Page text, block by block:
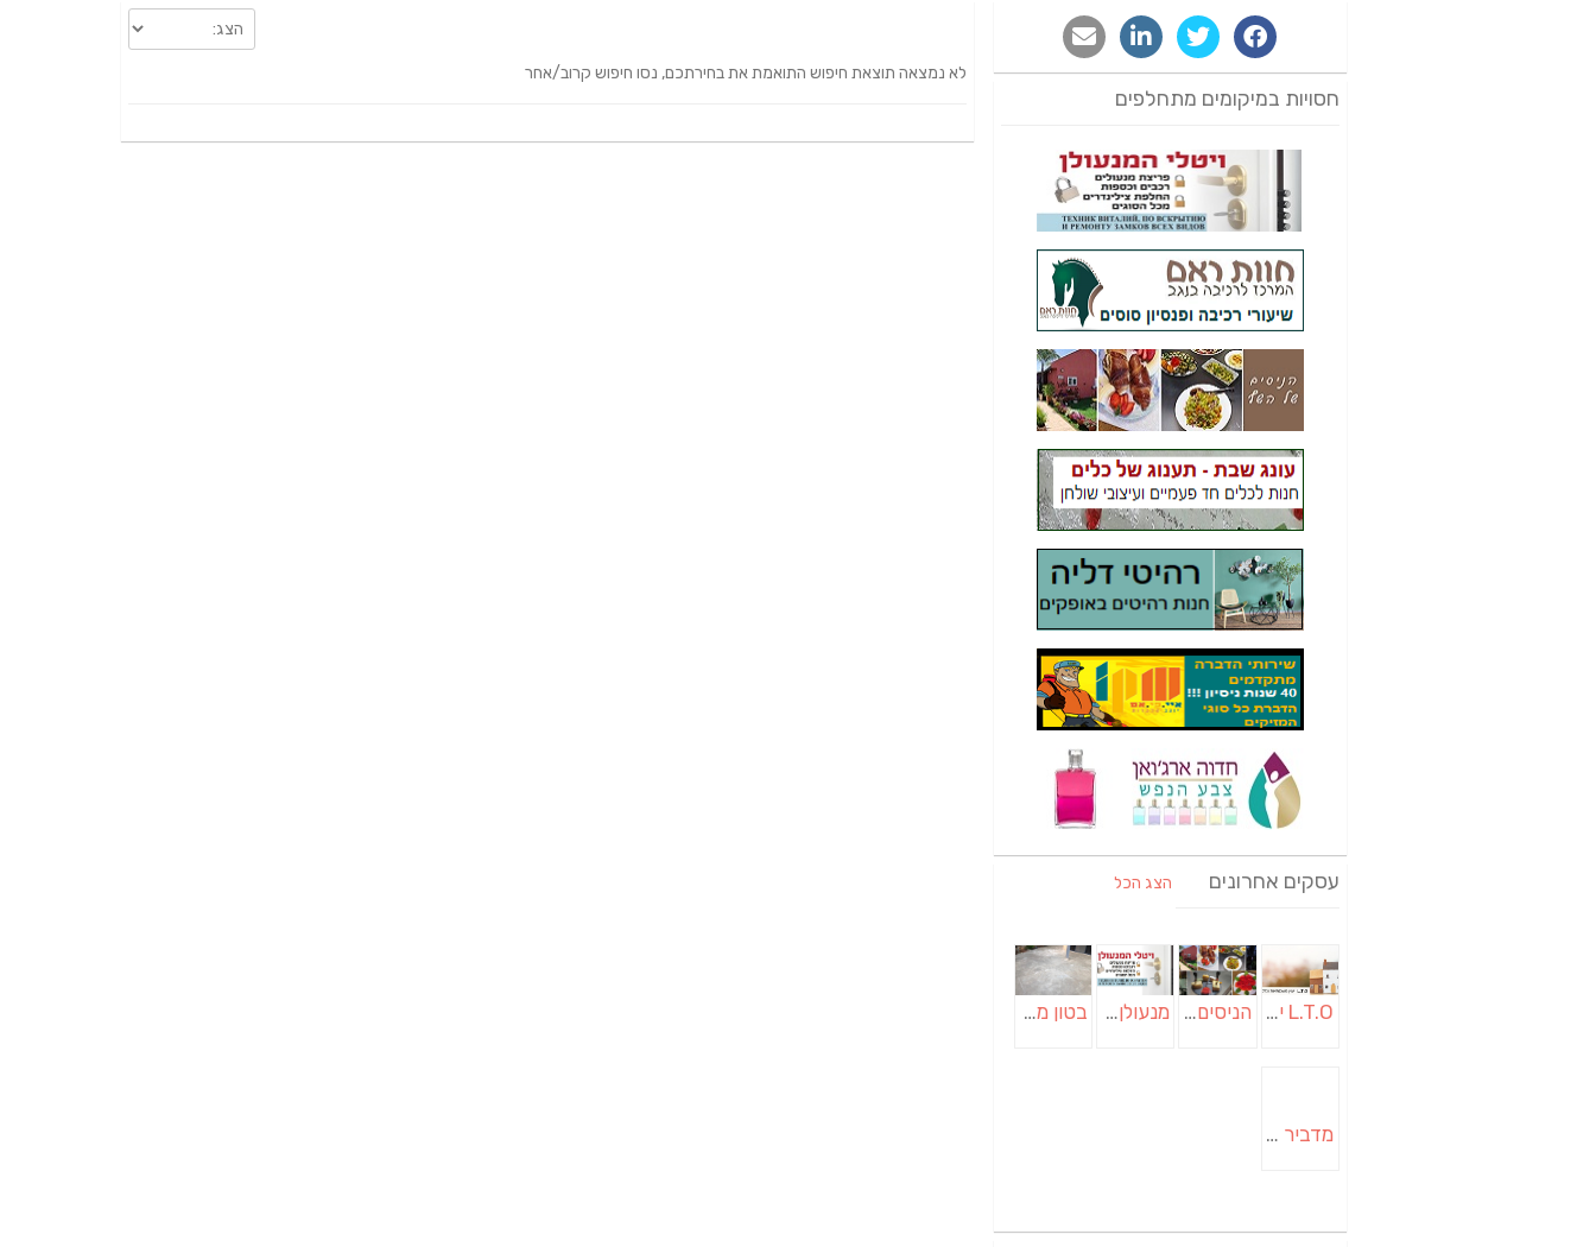
לא נמצאה תוצאת חיפוש התואמת את בחירתכם, נסו חיפוש קרוב/אחר
חסויות במיקומים מתחלפים
עסקים אחרונים הצג הכל
L.T.O יעוץ משכנתאות וכלכלת משפחה | יועץ משכנתאות באשכול הניסים של השף | מסעדת שף בבית | ארוחות גורמה מנעולן בבאר שבע | מנעולן באופקים | ויטלי המנעולן בטון מוחלק | יציקות בטון
מדביר בבאר שבע | הדברה בבאר שבע | יוגב הדברות